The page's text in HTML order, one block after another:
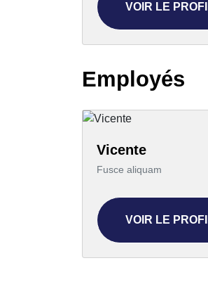
VOIR LE
Employés
Vicente
Fusce aliquam
VOIR LE